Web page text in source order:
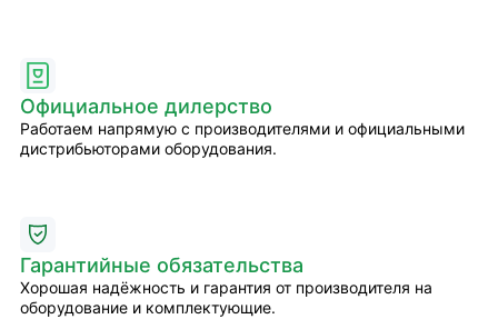
Официальное дилерство
Работаем напрямую с производителями и официальными
дистрибьюторами оборудования.
Гарантийные обязательства
Хорошая надёжность и гарантия от производителя на
оборудование и комплектующие.